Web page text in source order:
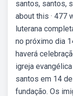
santos, santos,
about this · 477
luterana
no próximo dia
haverá
igreja
santos em 14
fundação. Os